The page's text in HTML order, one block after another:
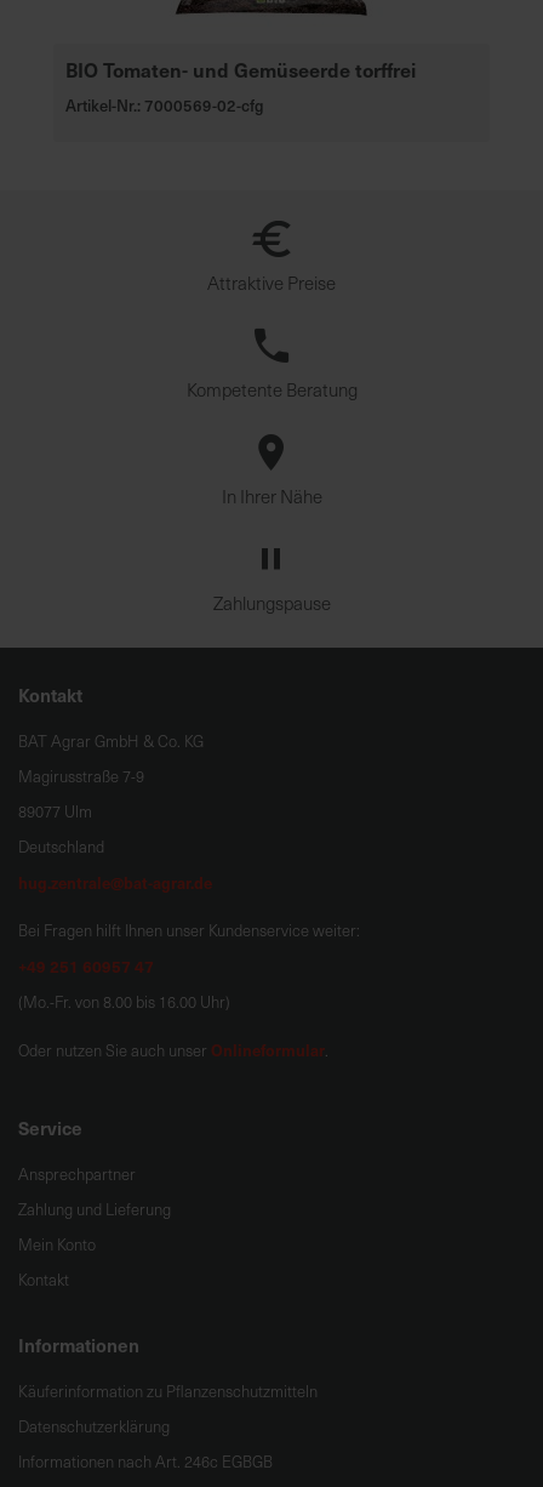
BIO Tomaten- und Gemüseerde torffrei
Artikel-Nr.: 7000569-02-cfg
Attraktive Preise
Kompetente Beratung
In Ihrer Nähe
Zahlungspause
Kontakt
BAT Agrar GmbH & Co. KG
Magirusstraße 7-9
89077 Ulm
Deutschland
hug.zentrale@bat-agrar.de
Bei Fragen hilft Ihnen unser Kundenservice weiter:
+49 251 60957 47
(Mo.-Fr. von 8.00 bis 16.00 Uhr)
Oder nutzen Sie auch unser Onlineformular.
Service
Ansprechpartner
Zahlung und Lieferung
Mein Konto
Kontakt
Informationen
Käuferinformation zu Pflanzenschutzmitteln
Datenschutzerklärung
Informationen nach Art. 246c EGBGB